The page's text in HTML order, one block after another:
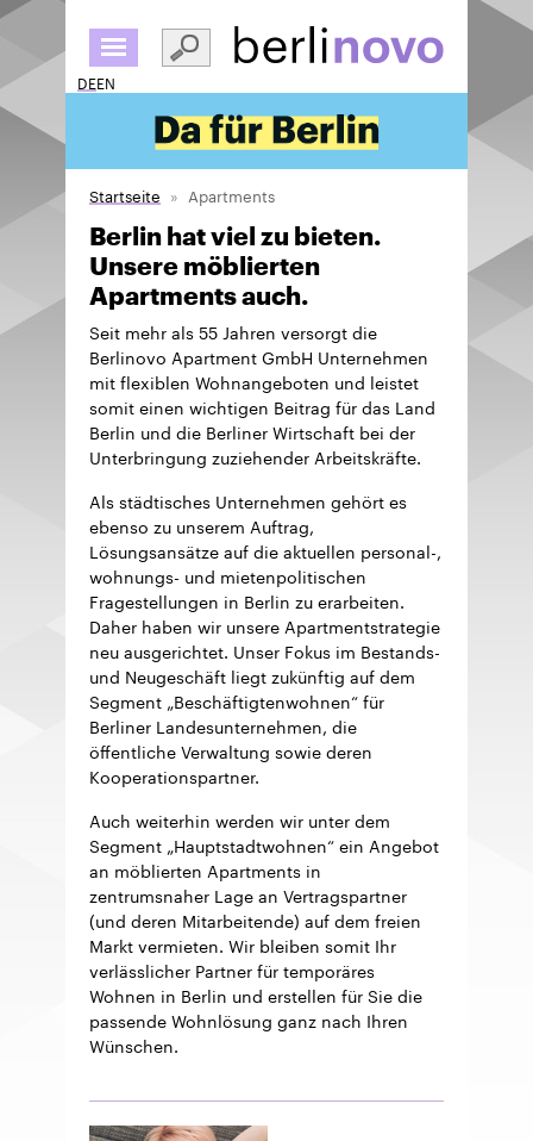
zum
Inhalt
DEEN
Startseite Apartments
Berlin hat viel zu bieten.
Unsere möblierten
Apartments auch.
Seit mehr als 55 Jahren versorgt die
Berlinovo Apartment GmbH Unternehmen
mit flexiblen Wohnangeboten und leistet
somit einen wichtigen Beitrag für das Land
Berlin und die Berliner Wirtschaft bei der
Unterbringung zuziehender Arbeitskräfte.
Als städtisches Unternehmen gehört es
ebenso zu unserem Auftrag,
Lösungsansätze auf die aktuellen personal-,
wohnungs- und mietenpolitischen
Fragestellungen in Berlin zu erarbeiten.
Daher haben wir unsere Apartmentstrategie
neu ausgerichtet. Unser Fokus im Bestands-
und Neugeschäft liegt zukünftig auf dem
Segment „Beschäftigtenwohnen“ für
Berliner Landesunternehmen, die
öffentliche Verwaltung sowie deren
Kooperationspartner.
Auch weiterhin werden wir unter dem
Segment „Hauptstadtwohnen“ ein Angebot
an möblierten Apartments in
zentrumsnaher Lage an Vertragspartner
(und deren Mitarbeitende) auf dem freien
Markt vermieten. Wir bleiben somit Ihr
verlässlicher Partner für temporäres
Wohnen in Berlin und erstellen für Sie die
passende Wohnlösung ganz nach Ihren
Wünschen.